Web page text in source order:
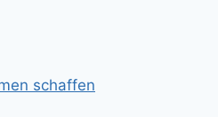
schaffen